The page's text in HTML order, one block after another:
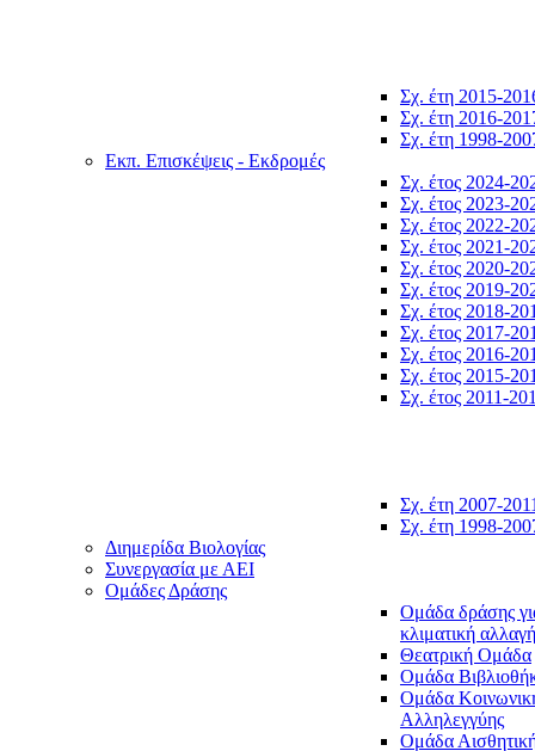
Σχ. έτη 2015-
Σχ. έτη 2016-
Σχ. έτη 1998-
Εκπ. Επισκέψεις - Εκδρομές
Σχ. έτος 2024-
Σχ. έτος 2023-
Σχ. έτος 2022-
Σχ. έτος 2021-
Σχ. έτος 2020-
Σχ. έτος 2019-
Σχ. έτος 2018-
Σχ. έτος 2017-
Σχ. έτος 2016-
Σχ. έτος 2015-
Σχ. έτος 2011-
Σχ. έτη 2007-
Σχ. έτη 1998-
Διημερίδα Βιολογίας
Συνεργασία με ΑΕΙ
Ομάδες Δράσης
Ομάδα δράσης
κλιματική αλλαγή
Θεατρική Ομάδα
Ομάδα
Ομάδα
Αλληλεγγύης
Ομάδα